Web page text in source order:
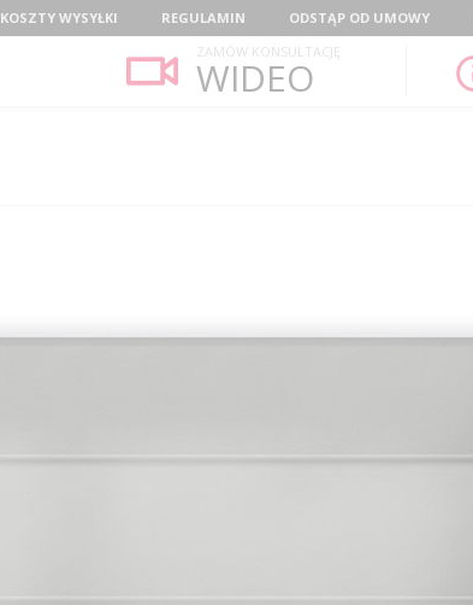
KOSZTY WYSYŁKI REGULAMIN ODSTĄP OD UMOWY
ZAMÓW KONSULTACJĘ
WIDEO